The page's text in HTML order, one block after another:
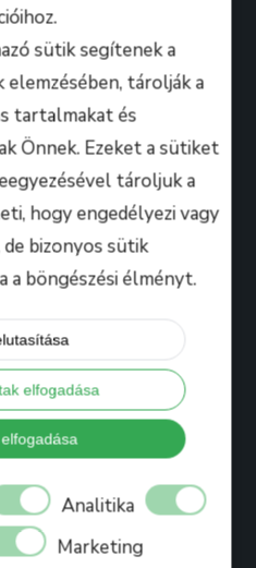
sütik segítenek a
tárolják a
tartalmakat és
Önnek. Ezeket a sütiket
tároljuk a
hogy engedélyezi vagy
bizonyos sütik
böngészési élményt.
elfogadása
Analitika
Marketing
ezen a platformon
között, mindenki
arra, hogy
amire csak zeneileg